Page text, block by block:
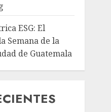
ESG: El
Semana de la
de Guatemala